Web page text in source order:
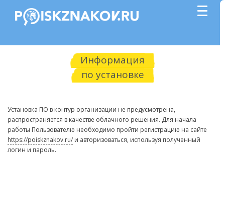
Информация
по установке
Установка ПО в контур организации не предусмотрена,
распространяется в качестве облачного решения. Для начала
работы Пользователю необходимо пройти регистрацию на сайте
https://poiskznakov.ru/ и авторизоваться, используя полученный
логин и пароль.